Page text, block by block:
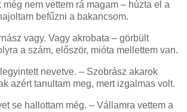
még nem vettem rá magam – húzta el a
befűzni a bakancsom.
vagy. Vagy akrobata – görbült
a szám, először, mióta mellettem van.
nevetve. – Szobrász akarok
azért tanultam meg, mert izgalmas volt.
se hallottam még. – Vállamra vettem a